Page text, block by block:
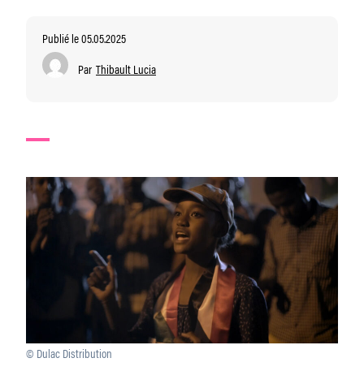
Publié le 05.05.2025
Par Thibault Lucia
© Dulac Distribution